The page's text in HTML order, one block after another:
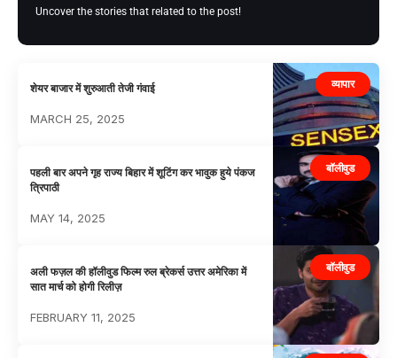
Uncover the stories that related to the post!
व्यापार
शेयर बाजार में शुरुआती तेजी गंवाई
MARCH 25, 2025
बॉलीवुड
पहली बार अपने गृह राज्य बिहार में शूटिंग कर भावुक हुये पंकज
त्रिपाठी
MAY 14, 2025
बॉलीवुड
अली फज़ल की हॉलीवुड फिल्म रुल ब्रेकर्स उत्तर अमेरिका में
सात मार्च को होगी रिलीज़
FEBRUARY 11, 2025